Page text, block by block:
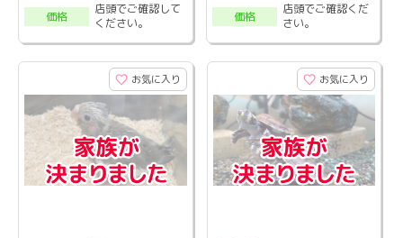
価格
店頭でご確認して
ください。
価格
店頭でご確認くだ
さい。
お気に入り お気に入り